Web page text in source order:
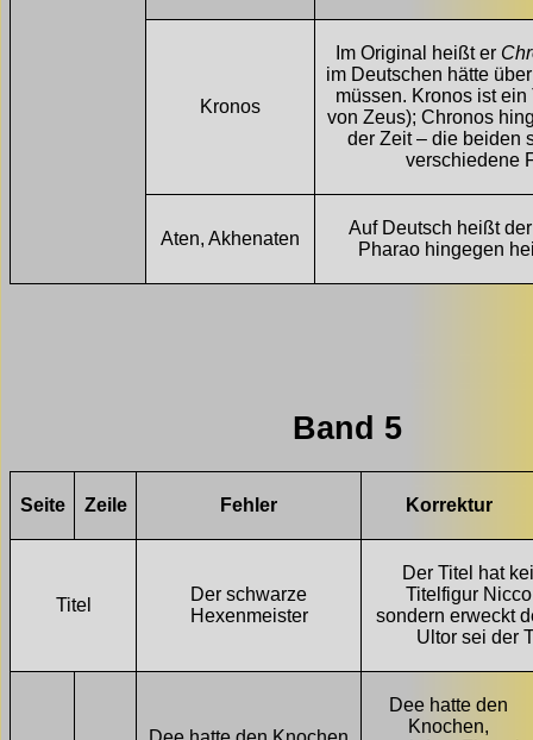
Kronos
Im Original heißt er
im Deutschen hätte
müssen. Kronos ist ein
von Zeus); Chronos
der Zeit – die beiden
verschiedene
Aten, Akhenaten
Auf Deutsch heißt
Pharao hingegen
Band 5
Seite Zeile Fehler Korrektur
Titel
Der schwarze
Hexenmeister
Der Titel hat
Titelfigur
sondern erweckt
Ultor sei der
Dee hatte den
Knochen,